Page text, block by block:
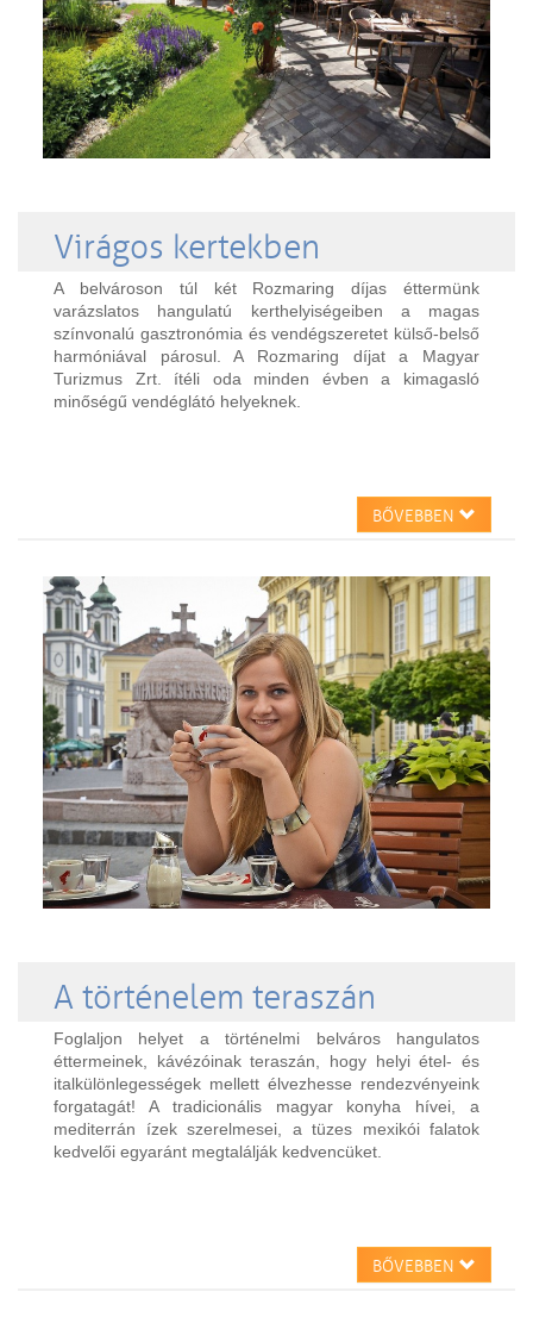
Virágos kertekben
A belvároson túl két Rozmaring díjas éttermünk
varázslatos hangulatú kerthelyiségeiben a magas
színvonalú gasztronómia és vendégszeretet külső-belső
harmóniával párosul. A Rozmaring díjat a Magyar
Turizmus Zrt. ítéli oda minden évben a kimagasló
minőségű vendéglátó helyeknek.
BŐVEBBEN
A történelem teraszán
Foglaljon helyet a történelmi belváros hangulatos
éttermeinek, kávézóinak teraszán, hogy helyi étel- és
italkülönlegességek mellett élvezhesse rendezvényeink
forgatagát! A tradicionális magyar konyha hívei, a
mediterrán ízek szerelmesei, a tüzes mexikói falatok
kedvelői egyaránt megtalálják kedvencüket.
BŐVEBBEN